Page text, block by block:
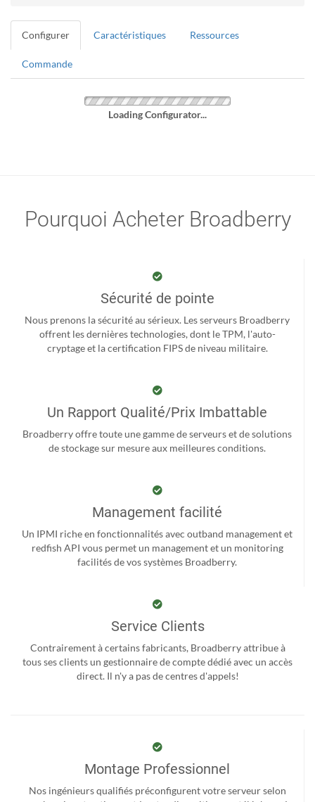
Configurer Caractéristiques Ressources
Commande
Loading Configurator...
Pourquoi Acheter Broadberry
Sécurité de pointe
Nous prenons la sécurité au sérieux. Les serveurs Broadberry
offrent les dernières technologies, dont le TPM, l'auto-
cryptage et la certification FIPS de niveau militaire.
Un Rapport Qualité/Prix Imbattable
Broadberry offre toute une gamme de serveurs et de solutions
de stockage sur mesure aux meilleures conditions.
Management facilité
Un IPMI riche en fonctionnalités avec outband management et
redfish API vous permet un management et un monitoring
facilités de vos systèmes Broadberry.
Service Clients
Contrairement à certains fabricants, Broadberry attribue à
tous ses clients un gestionnaire de compte dédié avec un accès
direct. Il n'y a pas de centres d'appels!
Montage Professionnel
Nos ingénieurs qualifiés préconfigurent votre serveur selon